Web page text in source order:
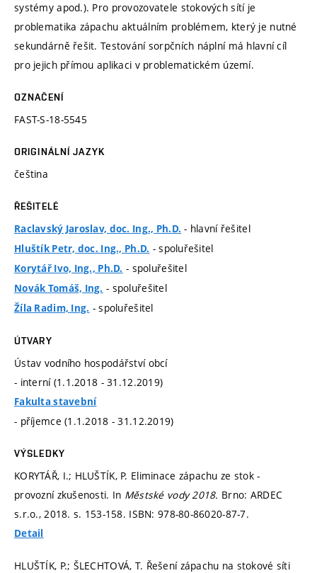
systémy apod.). Pro provozovatele stokových sítí je
problematika zápachu aktuálním problémem, který je nutné
sekundárně řešit. Testování sorpčních náplní má hlavní cíl
pro jejich přímou aplikaci v problematickém území.
OZNAČENÍ
FAST-S-18-5545
ORIGINÁLNÍ JAZYK
čeština
ŘEŠITELÉ
Raclavský Jaroslav, doc. Ing., Ph.D. - hlavní řešitel
Hluštík Petr, doc. Ing., Ph.D. - spoluřešitel
Korytář Ivo, Ing., Ph.D. - spoluřešitel
Novák Tomáš, Ing. - spoluřešitel
Žíla Radim, Ing. - spoluřešitel
ÚTVARY
Ústav vodního hospodářství obcí
- interní (1.1.2018 - 31.12.2019)
Fakulta stavební
- příjemce (1.1.2018 - 31.12.2019)
VÝSLEDKY
KORYTÁŘ, I.; HLUŠTÍK, P. Eliminace zápachu ze stok -
provozní zkušenosti. In Městské vody 2018. Brno: ARDEC
s.r.o., 2018. s. 153-158. ISBN: 978-80-86020-87-7.
Detail
HLUŠTÍK, P.; ŠLECHTOVÁ, T. Řešení zápachu na stokové síti